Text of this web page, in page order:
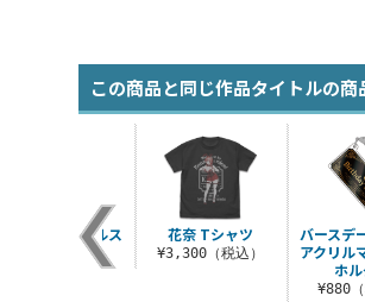
この商品と同じ作品タイトルの商
花奈 両面アクリルス
タンド（大）
¥2,970（税込）
花奈 Tシャツ
¥3,300（税込）
バースデ
アクリル
ホ
¥880（